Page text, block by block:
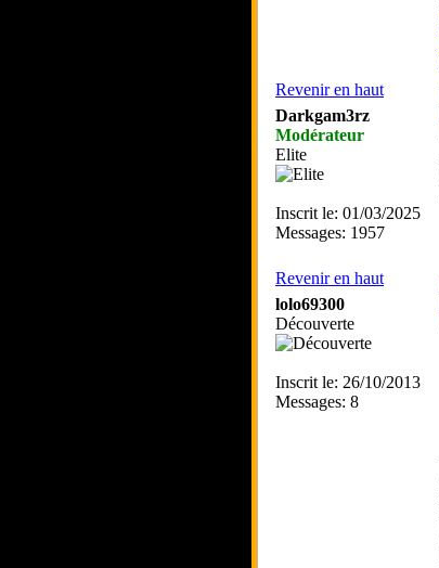
Revenir en haut
Darkgam3rz
Modérateur
Elite
Inscrit le: 01/03/2025
Messages: 1957
Revenir en haut
lolo69300
Découverte
Inscrit le: 26/10/2013
Messages: 8